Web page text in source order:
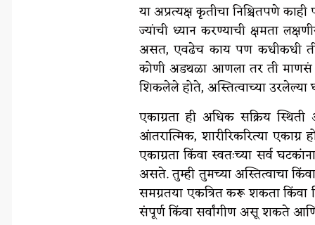
या अप्रत्यक्ष कृतीचा निश्चितपणे
ज्यांची ध्यान करण्याची क्षमता
असत, एवढेच काय पण कधीकधी ती
कोणी अडथळा आणला तर ती
शिकलेले होते, अस्तित्वाच्या
एकाग्रता ही अधिक सक्रिय
आंतरात्मिक, शारीरिकरित्या
एकाग्रता किंवा स्वतःच्या सर्व
असते. तुम्ही तुमच्या अस्तित्वाचा
समग्रतया एकत्रित करू शकता
संपूर्ण किंवा सर्वांगीण असू शकते आणि